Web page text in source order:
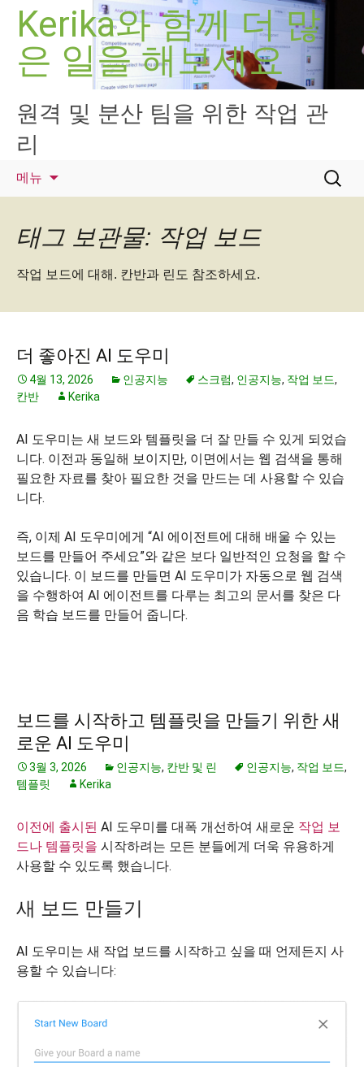
Kerika와 함께 더 많
은 일을 해보세요
원격 및 분산 팀을 위한 작업 관
리
메뉴
검
색:
태그 보관물: 작업 보드
작업 보드에 대해. 칸반과 린도 참조하세요.
더 좋아진 AI 도우미
4월 13, 2026 인공지능 스크럼, 인공지능, 작업 보드,
칸반
Kerika
AI 도우미는 새 보드와 템플릿을 더 잘 만들 수 있게 되었습
니다. 이전과 동일해 보이지만, 이면에서는 웹 검색을 통해
필요한 자료를 찾아 필요한 것을 만드는 데 사용할 수 있습
니다.
즉, 이제 AI 도우미에게 “AI 에이전트에 대해 배울 수 있는
보드를 만들어 주세요”와 같은 보다 일반적인 요청을 할 수
있습니다. 이 보드를 만들면 AI 도우미가 자동으로 웹 검색
을 수행하여 AI 에이전트를 다루는 최고의 문서를 찾은 다
음 학습 보드를 만들어 줍니다.
보드를 시작하고 템플릿을 만들기 위한 새
로운 AI 도우미
3월 3, 2026 인공지능, 칸반 및 린 인공지능, 작업 보드,
템플릿
Kerika
이전에 출시된 AI 도우미를 대폭 개선하여 새로운 작업 보
드나 템플릿을 시작하려는 모든 분들에게 더욱 유용하게
사용할 수 있도록 했습니다.
새 보드 만들기
AI 도우미는 새 작업 보드를 시작하고 싶을 때 언제든지 사
용할 수 있습니다: